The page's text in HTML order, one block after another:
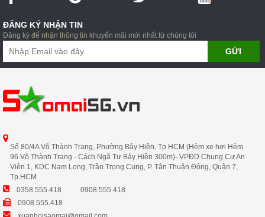
ĐĂNG KÝ NHẬN TIN
Đăng ký để nhận thông tin khuyến mãi mới nhất từ chúng tôi
Số 80/4A Võ Thành Trang, Phường Bảy Hiền, Tp.HCM (Hẻm xe hơi Hẻm
96 Võ Thành Trang - Cách Ngã Tư Bảy Hiền 300m)- VPĐD Chung Cư An
Viên 1, KDC Nam Long, Trần Trọng Cung, P. Tân Thuận Đông, Quận 7,
Tp.HCM
0358.555.418
0908.555.418
0908.555.418